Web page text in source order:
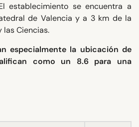
establecimiento se encuentra a
de Valencia y a 3 km de la
las Ciencias.
especialmente la ubicación de
como un 8.6 para una